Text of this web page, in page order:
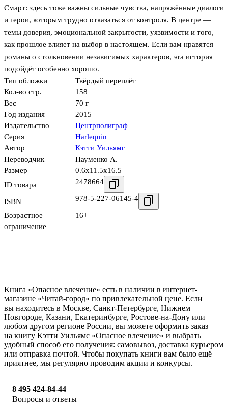
Смарт: здесь тоже важны сильные чувства, напряжённые диалоги
и герои, которым трудно отказаться от контроля. В центре —
темы доверия, эмоциональной закрытости, уязвимости и того,
как прошлое влияет на выбор в настоящем. Если вам нравятся
романы о столкновении независимых характеров, эта история
подойдёт особенно хорошо.
Тип обложки
Твёрдый переплёт
Кол-во стр.
158
Вес
70 г
Год издания
2015
Издательство
Центрполиграф
Серия
Harlequin
Автор
Кэтти Уильямс
Переводчик
Науменко А.
Размер
0.6x11.5x16.5
ID товара
2478664
ISBN 978-5-227-06145-4
Возрастное
ограничение
16+
Книга «Опасное влечение» есть в наличии в интернет-
магазине «Читай-город» по привлекательной цене. Если
вы находитесь в Москве, Санкт-Петербурге, Нижнем
Новгороде, Казани, Екатеринбурге, Ростове-на-Дону или
любом другом регионе России, вы можете оформить заказ
на книгу Кэтти Уильямс «Опасное влечение» и выбрать
удобный способ его получения: самовывоз, доставка курьером
или отправка почтой. Чтобы покупать книги вам было ещё
приятнее, мы регулярно проводим акции и конкурсы.
8 495 424-84-44
Вопросы и ответы